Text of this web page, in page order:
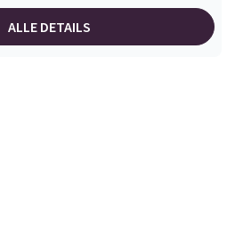
ALLE DETAILS